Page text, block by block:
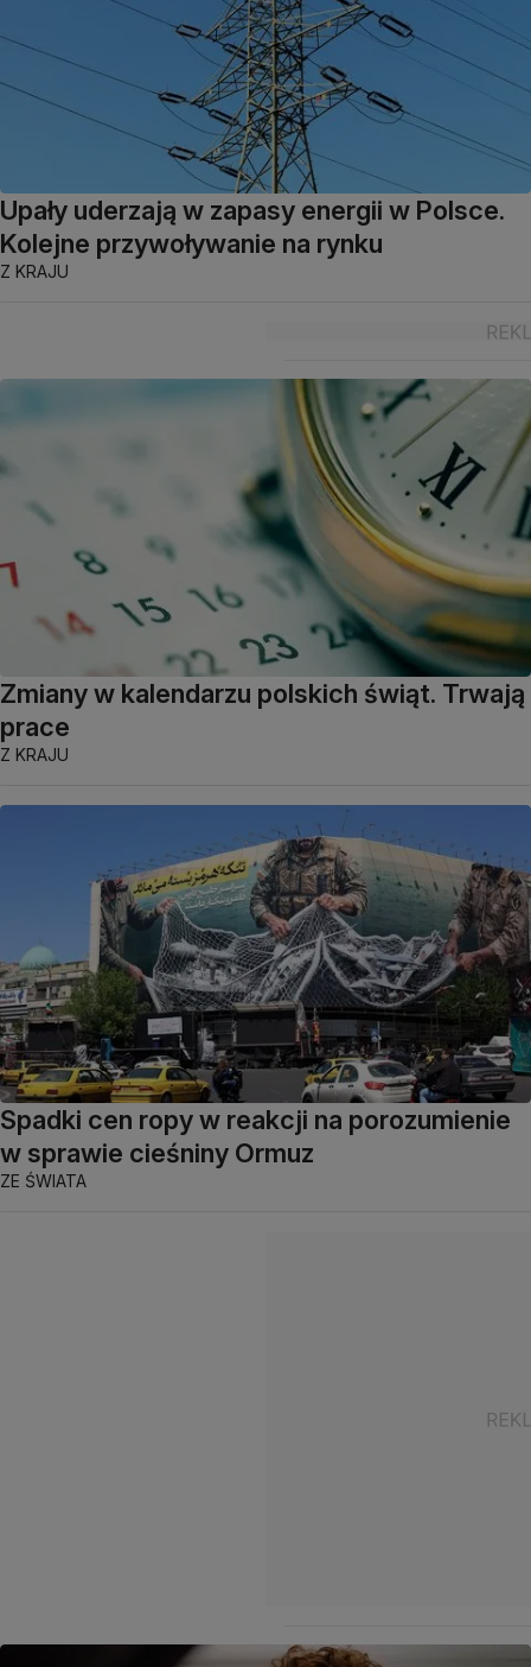
Upały uderzają w zapasy energii w Polsce.
Kolejne przywoływanie na rynku
Z KRAJU
Zmiany w kalendarzu polskich świąt. Trwają
prace
Z KRAJU
Spadki cen ropy w reakcji na porozumienie
w sprawie cieśniny Ormuz
ZE ŚWIATA